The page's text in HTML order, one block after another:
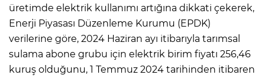
üretimde elektrik kullanımı artığına dikkati çekerek,
Enerji Piyasası Düzenleme Kurumu (EPDK)
verilerine göre, 2024 Haziran ayı itibarıyla tarımsal
sulama abone grubu için elektrik birim fiyatı 256,46
kuruş olduğunu, 1 Temmuz 2024 tarihinden itibaren